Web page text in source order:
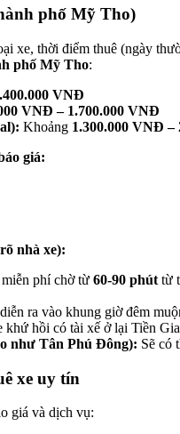
phố Mỹ Tho)
xe, thời điểm thuê (ngày
phố Mỹ Tho:
VNĐ
VNĐ – 1.700.000 VNĐ
Khoảng 1.300.000 VNĐ –
giá:
nhà xe):
phí chờ từ 60-90 phút từ
ra vào khung giờ đêm
khứ hồi có tài xế ở lại Tiền
như Tân Phú Đông): Sẽ có
xe uy tín
giá và dịch vụ: